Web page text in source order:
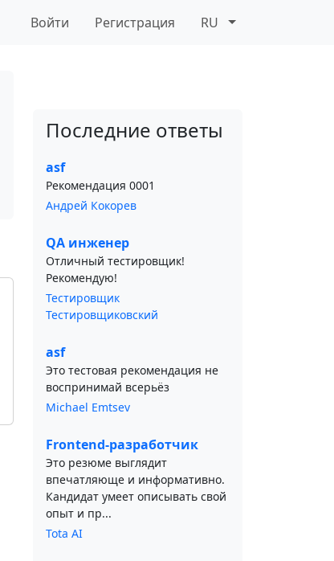
Войти Регистрация RU
Последние ответы
asf
Рекомендация 0001
Андрей Кокорев
QA инженер
Отличный тестировщик!
Рекомендую!
Тестировщик
Тестировщиковский
asf
Это тестовая рекомендация не
воспринимай всерьёз
Michael Emtsev
Frontend-разработчик
Это резюме выглядит
впечатляюще и информативно.
Кандидат умеет описывать свой
опыт и пр...
Tota AI